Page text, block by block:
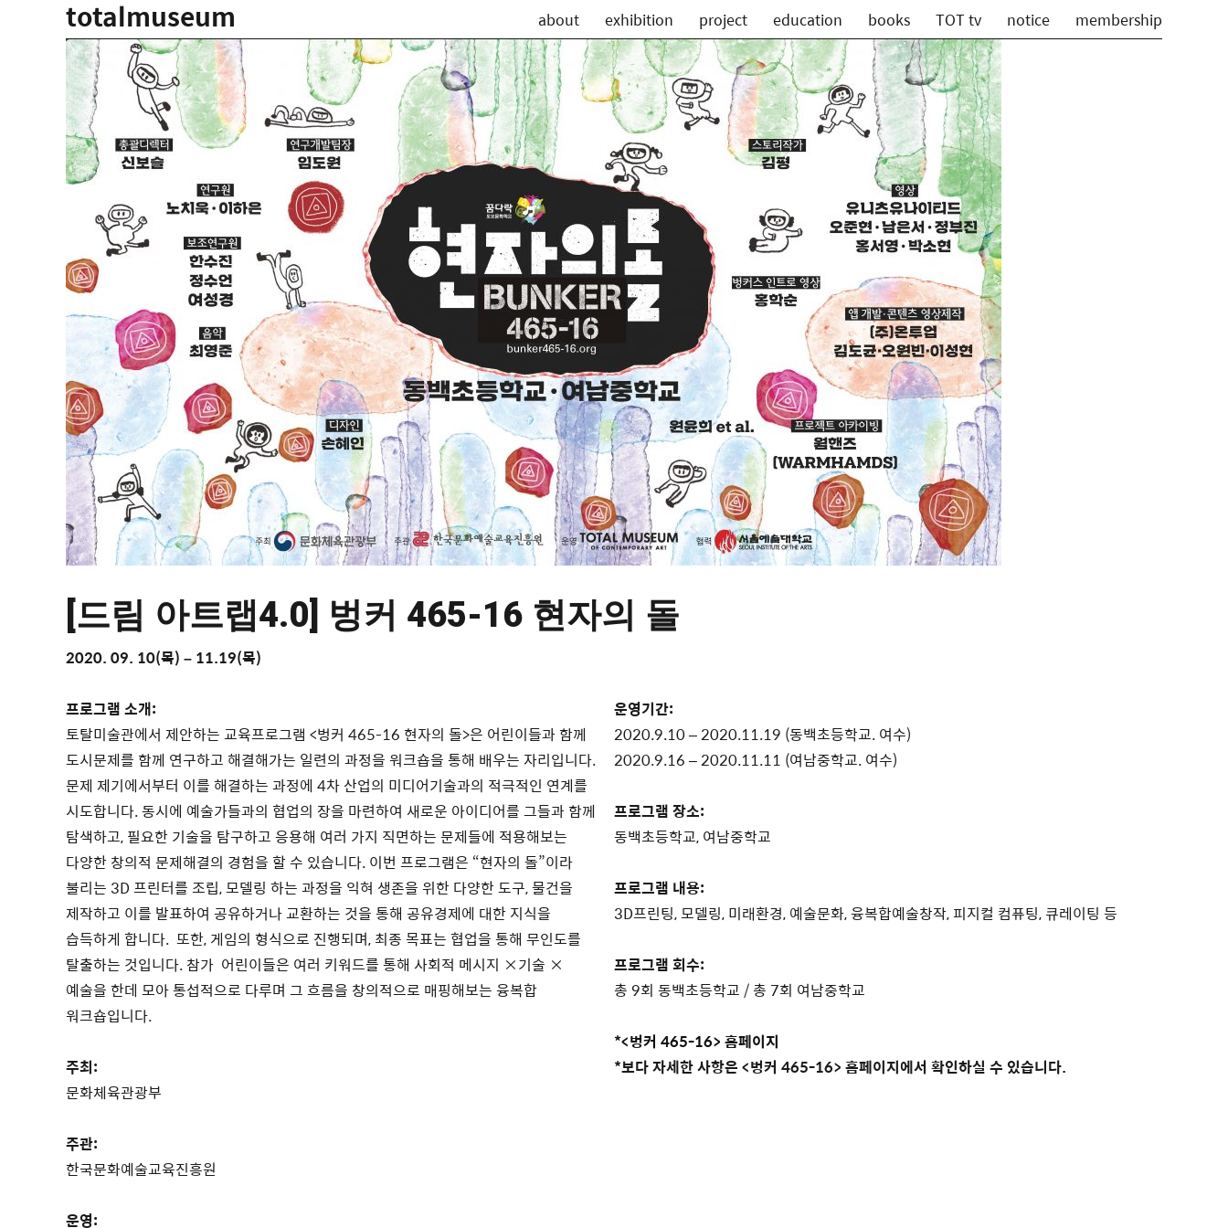
totalmuseum about exhibition project education books TOT tv notice membership
[드림 아트랩4.0] 벙커 465-16 현자의 돌
2020. 09. 10(목) – 11.19(목)
프로그램 소개:
토탈미술관에서 제안하는 교육프로그램 <벙커 465-16 현자의 돌>은 어린이들과 함께
도시문제를 함께 연구하고 해결해가는 일련의 과정을 워크숍을 통해 배우는 자리입니다.
문제 제기에서부터 이를 해결하는 과정에 4차 산업의 미디어기술과의 적극적인 연계를
시도합니다. 동시에 예술가들과의 협업의 장을 마련하여 새로운 아이디어를 그들과 함께
탐색하고, 필요한 기술을 탐구하고 응용해 여러 가지 직면하는 문제들에 적용해보는
다양한 창의적 문제해결의 경험을 할 수 있습니다. 이번 프로그램은 “현자의 돌”이라
불리는 3D 프린터를 조립, 모델링 하는 과정을 익혀 생존을 위한 다양한 도구, 물건을
제작하고 이를 발표하여 공유하거나 교환하는 것을 통해 공유경제에 대한 지식을
습득하게 합니다. 또한, 게임의 형식으로 진행되며, 최종 목표는 협업을 통해 무인도를
탈출하는 것입니다. 참가 어린이들은 여러 키워드를 통해 사회적 메시지 ×기술 ×
예술을 한데 모아 통섭적으로 다루며 그 흐름을 창의적으로 매핑해보는 융복합
워크숍입니다.
주최:
문화체육관광부
주관:
한국문화예술교육진흥원
운영:
운영기간:
2020.9.10 – 2020.11.19 (동백초등학교. 여수)
2020.9.16 –2020.11.11 (여남중학교. 여수)
프로그램 장소:
동백초등학교, 여남중학교
프로그램 내용:
3D프린팅, 모델링, 미래환경, 예술문화, 융복합예술창작, 피지컬 컴퓨팅, 큐레이팅 등
프로그램 회수:
총 9회 동백초등학교 / 총 7회 여남중학교
*<벙커 465-16> 홈페이지
*보다 자세한 사항은 <벙커 465-16> 홈페이지에서 확인하실 수 있습니다.